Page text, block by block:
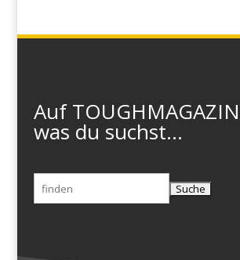
Auf
was du suchst...
Suchen
nach: